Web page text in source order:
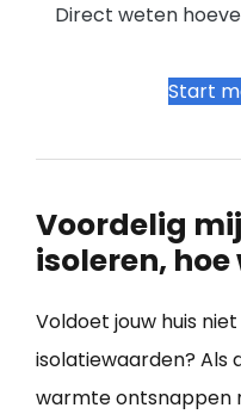
Direct weten
Start
Voordelig
isoleren,
Voldoet jouw huis
isolatiewaarden? Als
warmte ontsnappen